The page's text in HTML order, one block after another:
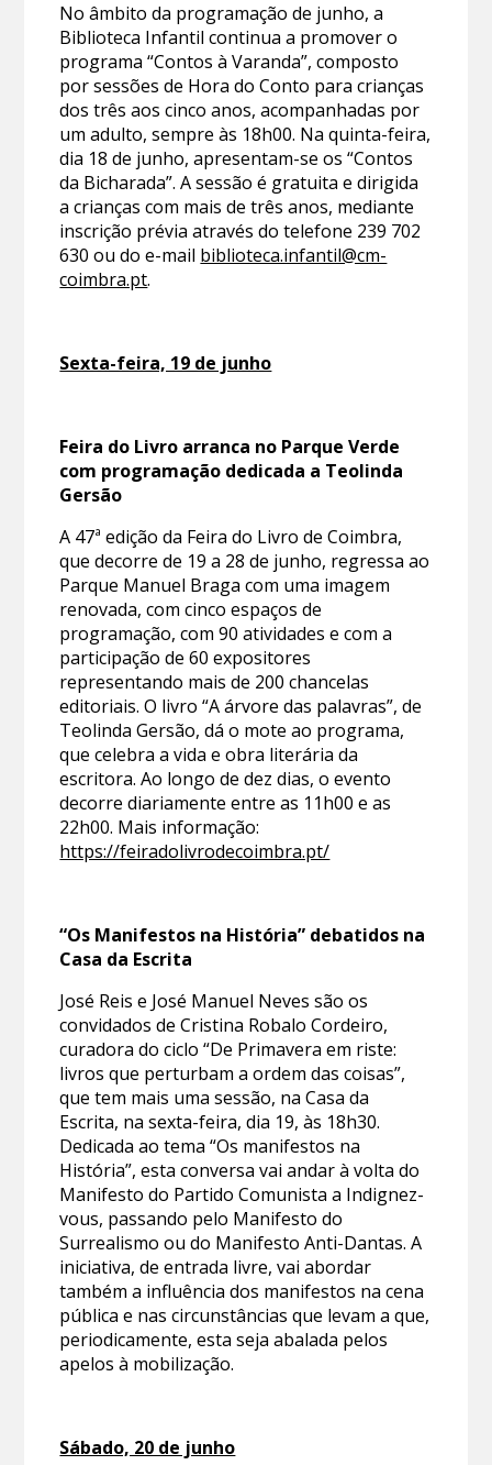
No âmbito da programação de junho, a
Biblioteca Infantil continua a promover o
programa “Contos à Varanda”, composto
por sessões de Hora do Conto para crianças
dos três aos cinco anos, acompanhadas por
um adulto, sempre às 18h00. Na quinta-feira,
dia 18 de junho, apresentam-se os “Contos
da Bicharada”. A sessão é gratuita e dirigida
a crianças com mais de três anos, mediante
inscrição prévia através do telefone 239 702
630 ou do e-mail biblioteca.infantil@cm-
coimbra.pt.
Sexta-feira, 19 de junho
Feira do Livro arranca no Parque Verde
com programação dedicada a Teolinda
Gersão
A 47ª edição da Feira do Livro de Coimbra,
que decorre de 19 a 28 de junho, regressa ao
Parque Manuel Braga com uma imagem
renovada, com cinco espaços de
programação, com 90 atividades e com a
participação de 60 expositores
representando mais de 200 chancelas
editoriais. O livro “A árvore das palavras”, de
Teolinda Gersão, dá o mote ao programa,
que celebra a vida e obra literária da
escritora. Ao longo de dez dias, o evento
decorre diariamente entre as 11h00 e as
22h00. Mais informação:
https://feiradolivrodecoimbra.pt/
“Os Manifestos na História” debatidos na
Casa da Escrita
José Reis e José Manuel Neves são os
convidados de Cristina Robalo Cordeiro,
curadora do ciclo “De Primavera em riste:
livros que perturbam a ordem das coisas”,
que tem mais uma sessão, na Casa da
Escrita, na sexta-feira, dia 19, às 18h30.
Dedicada ao tema “Os manifestos na
História”, esta conversa vai andar à volta do
Manifesto do Partido Comunista a Indignez-
vous, passando pelo Manifesto do
Surrealismo ou do Manifesto Anti-Dantas. A
iniciativa, de entrada livre, vai abordar
também a influência dos manifestos na cena
pública e nas circunstâncias que levam a que,
periodicamente, esta seja abalada pelos
apelos à mobilização.
Sábado, 20 de junho